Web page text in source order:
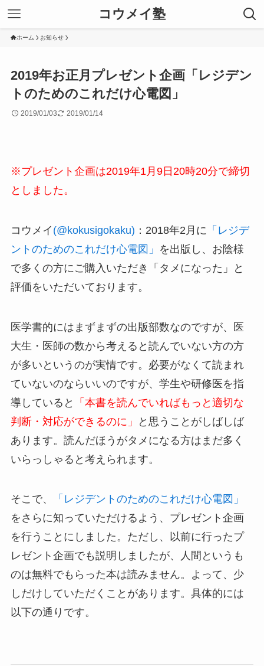
コウメイ塾
ホーム お知らせ
2019年お正月プレゼント企画「レジデン
トのためのこれだけ心電図」
2019/01/03 2019/01/14
※プレゼント企画は2019年1月9日20時20分で締切
としました。
コウメイ (@kokusigokaku) ：2018年2月に 「レジデ
ントのためのこれだけ心電図」 を出版し、お陰様
で多くの方にご購入いただき「タメになった」と
評価をいただいております。
医学書的にはまずまずの出版部数なのですが、医
大生・医師の数から考えると読んでいない方の方
が多いというのが実情です。必要がなくて読まれ
ていないのならいいのですが、学生や研修医を指
導していると
「本書を読んでいればもっと適切な
判断・対応ができるのに」
と思うことがしばしば
あります。読んだほうがタメになる方はまだ多く
いらっしゃると考えられます。
そこで、
「レジデントのためのこれだけ心電図」
をさらに知っていただけるよう、プレゼント企画
を行うことにしました。ただし、以前に行ったプ
レゼント企画でも説明しましたが、人間というも
のは無料でもらった本は読みません。よって、少
しだけしていただくことがあります。具体的には
以下の通りです。